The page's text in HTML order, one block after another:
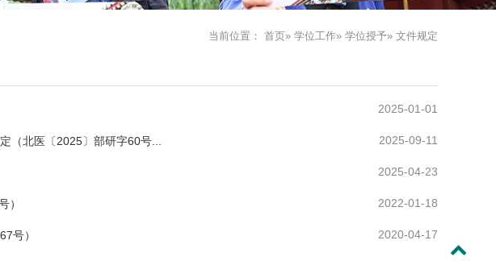
当前位置： 首页» 学位工作» 学位授予» 文件规定
2025-01-01
2025-09-11
（北医〔2025〕部研字60号...
2025-04-23
2022-01-18
）
2020-04-17
号）